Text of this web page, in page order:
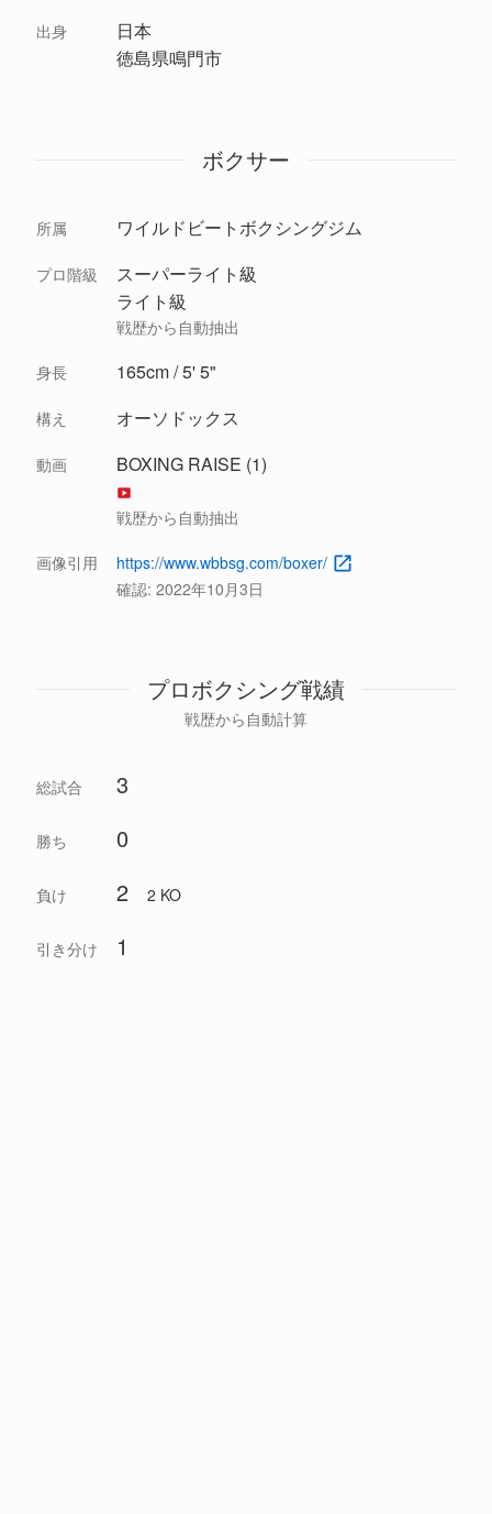
出身
日本
徳島県鳴門市
ボクサー
所属 ワイルドビートボクシングジム
プロ階級
スーパーライト級
ライト級
戦歴から自動抽出
身長 165cm / 5' 5"
構え オーソドックス
動画 BOXING RAISE (1)
戦歴から自動抽出
画像引用
https://www.wbbsg.com/boxer/
確認: 2022年10月3日
プロボクシング戦績
戦歴から自動計算
総試合 3
勝ち 0
負け 2 2 KO
引き分け 1